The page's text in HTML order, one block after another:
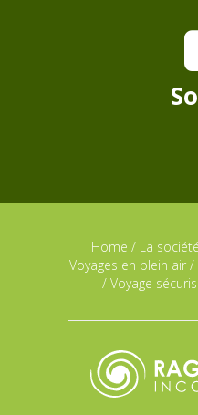
Home / La société
Voyages en plein air /
/ Voyage